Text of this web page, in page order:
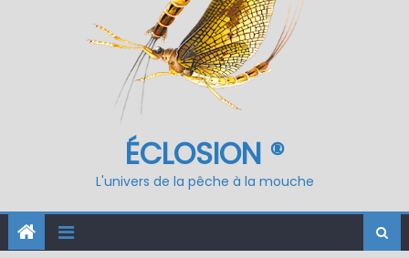
ÉCLOSION ®
L'univers de la pêche à la mouche